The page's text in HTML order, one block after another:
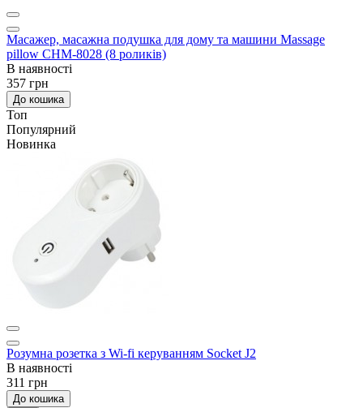
Масажер, масажна подушка для дому та машини Massage
pillow CHM-8028 (8 роликів)
В наявності
357 грн
До кошика
Топ
Популярний
Новинка
Розумна розетка з Wi-fi керуванням Socket J2
В наявності
311 грн
До кошика